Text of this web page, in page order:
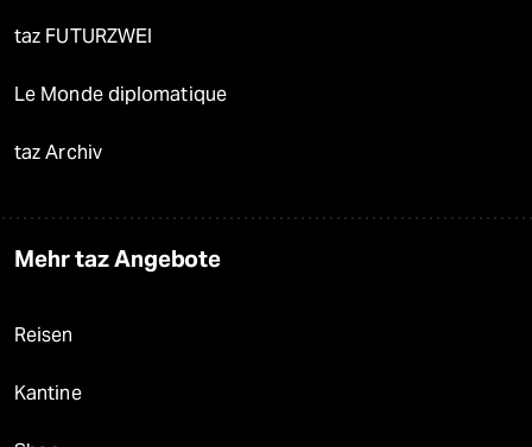
taz FUTURZWEI
Le Monde diplomatique
taz Archiv
Mehr taz Angebote
Reisen
Kantine